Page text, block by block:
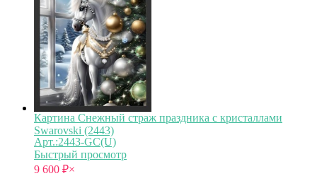
Картина Снежный страж праздника с кристаллами
Swarovski (2443)
Арт.:2443-GC(U)
Быстрый просмотр
9 600 ₽×